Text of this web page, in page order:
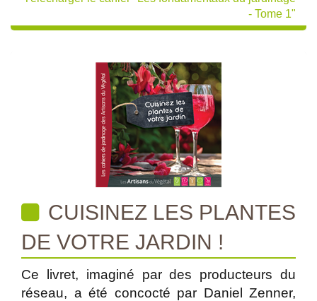
- Tome 1"
CUISINEZ LES PLANTES
DE VOTRE JARDIN !
Ce livret, imaginé par des producteurs du
réseau, a été concocté par Daniel Zenner,